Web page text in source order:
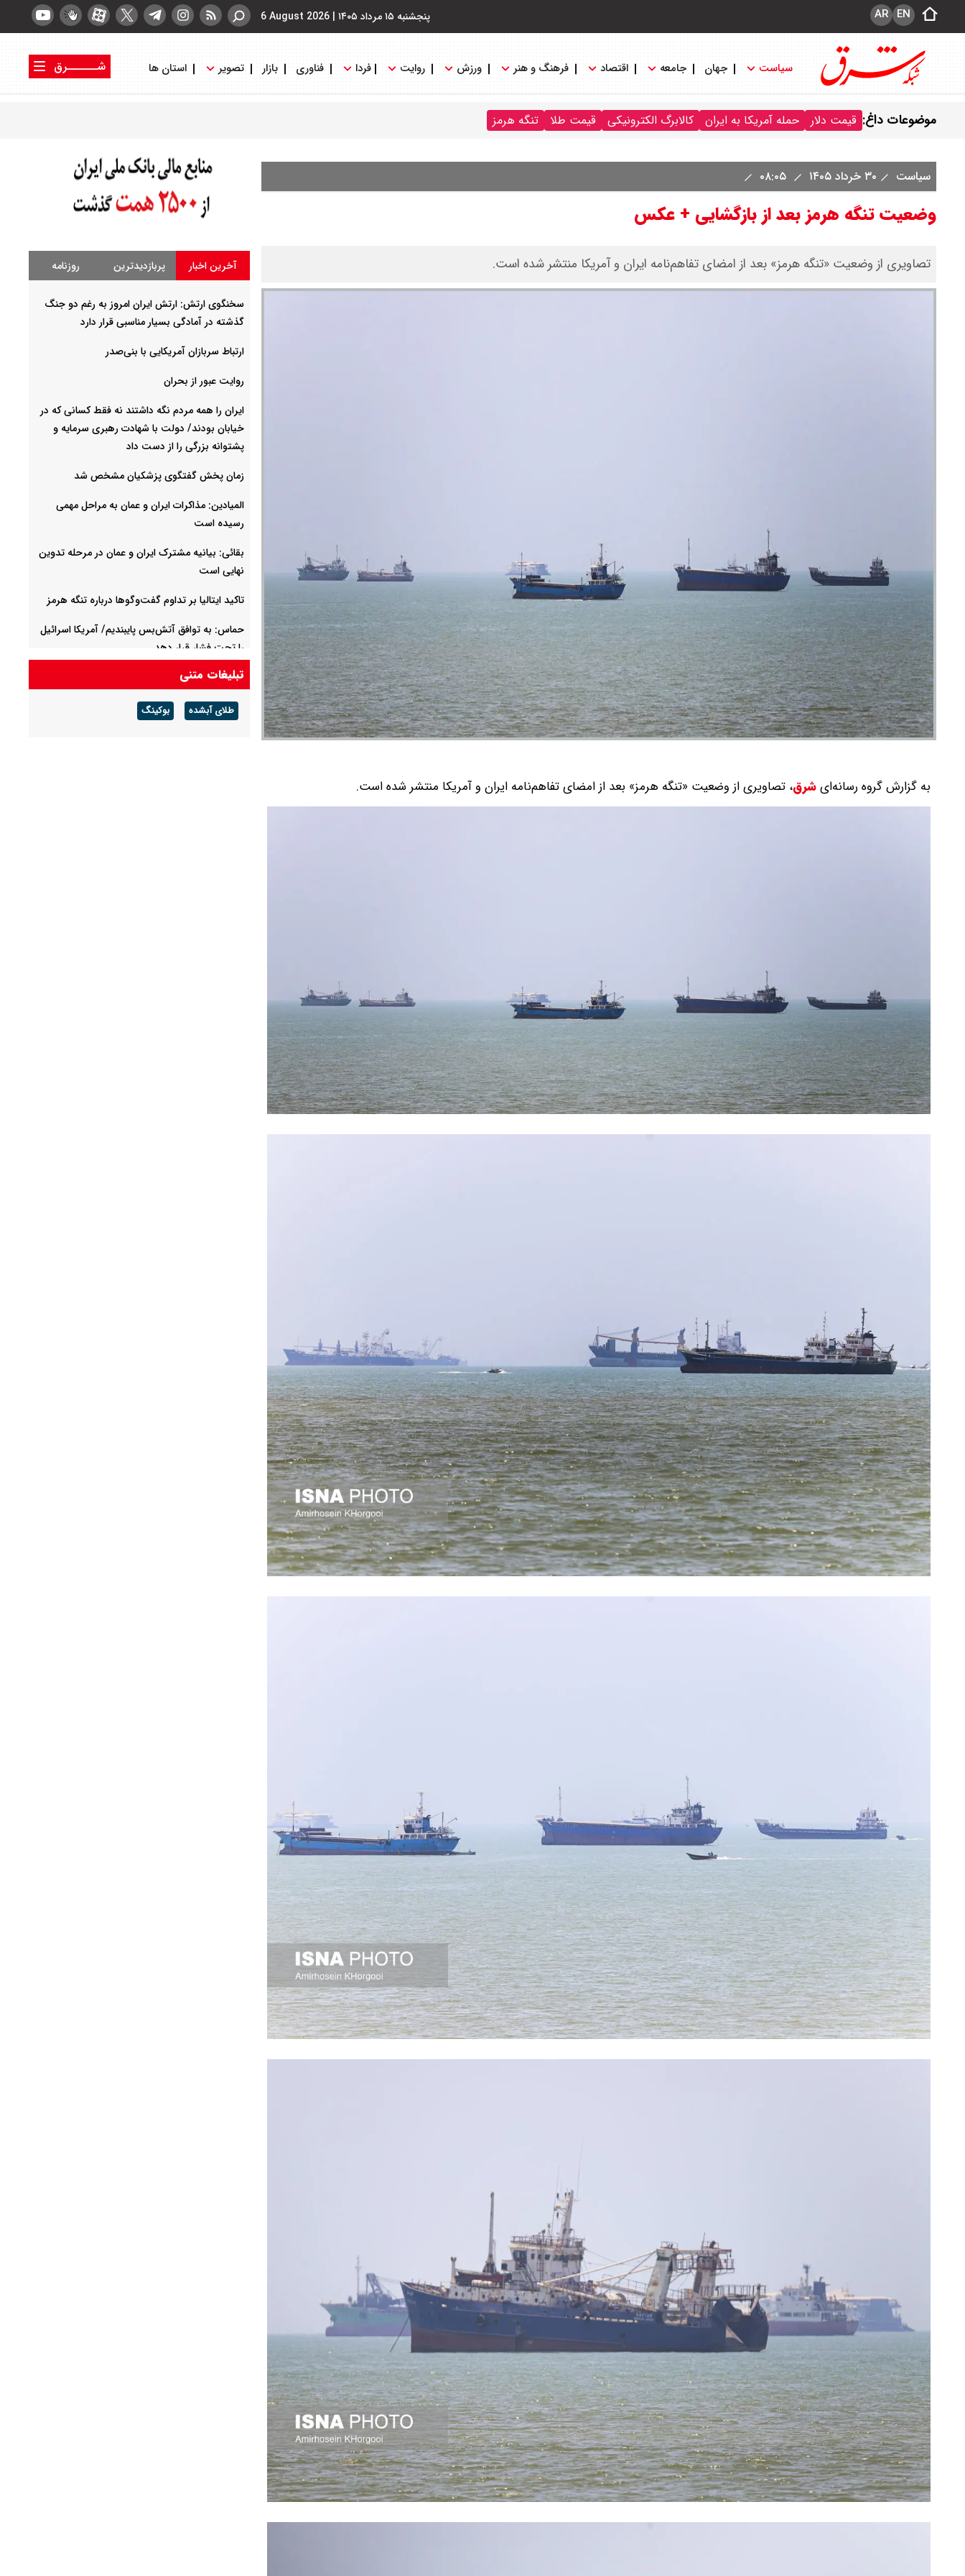
پنجشنبه ۱۵ مرداد ۱۴۰۵ |
6 August 2026 EN
AR
سیاست جهان جامعه اقتصاد فرهنگ و هنر ورزش روایت فردا فناوری بازار تصویر استان ها
شــــــرق
موضوعات داغ: قیمت دلار حمله آمریکا به ایران کالابرگ الکترونیکی قیمت طلا تنگه هرمز
سیاست ۳۰ خرداد ۱۴۰۵
وضعیت تنگه هرمز بعد از بازگشایی + عکس
تصاویری از وضعیت «تنگه هرمز» بعد از امضای تفاهم‌نامه ایران و آمریکا منتشر شده است.
به گزارش گروه رسانه‌ایشرق، تصاویری از وضعیت «تنگه هرمز» بعد از امضای تفاهم‌نامه ایران و آمریکا منتشر شده است.
آخرین اخبار پربازدیدترین روزنامه
سخنگوی ارتش: ارتش ایران امروز به رغم دو جنگ
گذشته در آمادگی بسیار مناسبی قرار دارد
ارتباط سربازان آمریکایی با بنی‌صدر
روایت عبور از بحران
ایران را همه مردم نگه داشتند نه فقط کسانی که در
خیابان بودند/ دولت با شهادت رهبری سرمایه و
پشتوانه بزرگی را از دست داد
زمان پخش گفتگوی پزشکیان مشخص شد
المیادین: مذاکرات ایران و عمان به مراحل مهمی
رسیده است
بقائی: بیانیه مشترک ایران و عمان در مرحله تدوین
نهایی است
تاکید ایتالیا بر تداوم گفت‌وگوها درباره تنگه هرمز
حماس: به توافق آتش‌بس پایبندیم/ آمریکا اسرائیل
را تحت فشار قرار دهد
رویترز: آمریکا برخی تحریم‌های مرتبط با ایران را لغو
می‌کند
تبلیغات متنی
طلای آبشده بوکینگ